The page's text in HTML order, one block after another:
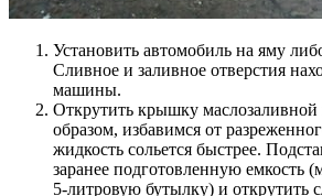
Установить автомобиль на яму
Сливное и заливное отверстия
машины.
Открутить крышку
образом, избавимся от
жидкость сольется быстрее.
заранее подготовленную емкость
5-литровую бутылку) и открутить